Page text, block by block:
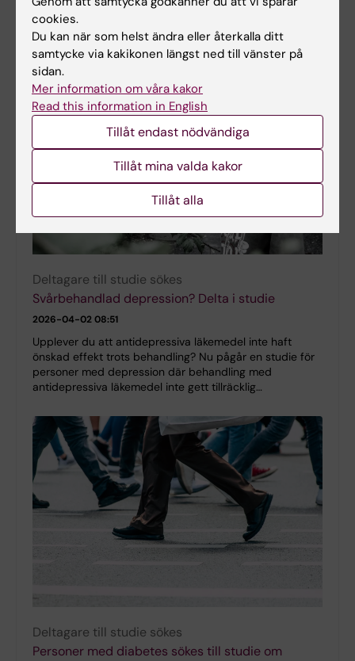
specifik behandling för dessa patienter. CAPSI-studien
undersöker en ny behandling mot depression vid
cancer. Studien genomförs i Region Stockholm,…
Deltagare till studie sökes
Svårbehandlad depression? Delta i studie
2026-04-02 08:51
Upplever du att antidepressiva läkemedel inte haft
önskad effekt trots behandling? Nu pågår en studie för
personer med depression där behandling med
antidepressiva läkemedel inte gett tillräcklig…
Deltagare till studie sökes
Personer med diabetes sökes till studie om
cookies.
Du kan när som helst ändra eller återkalla ditt
samtycke via kakikonen längst ned till vänster på
sidan.
Mer information om våra kakor
Read this information in English
Tillåt endast nödvändiga
Tillåt mina valda kakor
Tillåt alla